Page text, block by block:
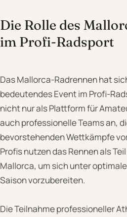
Die Rolle des
im Profi-Radsport
Das Mallorca-Radrennen hat
bedeutendes Event im Profi-
nicht nur als Plattform für
auch professionelle Teams an,
bevorstehenden Wettkämpfe
Profis nutzen das Rennen als
Mallorca, um sich unter
Saison vorzubereiten.
Die Teilnahme professioneller